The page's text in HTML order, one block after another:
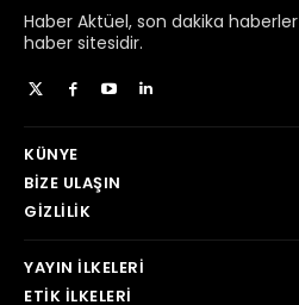
Haber Aktüel, son dakika haberler
haber sitesidir.
KÜNYE
BIZE ULAŞIN
GIZLILIK
YAYIN İLKELERI
ETIK İLKELERI